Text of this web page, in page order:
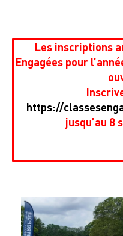
Les inscriptions
Engagées pour
https://
jusqu’au 8